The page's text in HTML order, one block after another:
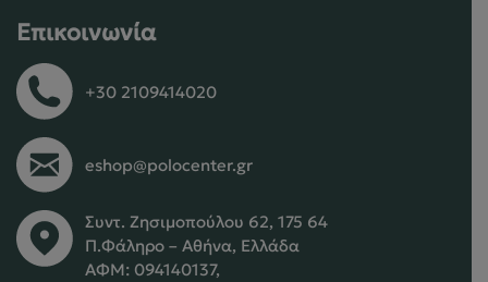
Επικοινωνία
+30 2109414020
eshop@polocenter.gr
Συντ. Ζησιμοπούλου 62, 175 64
Π.Φάληρο – Αθήνα, Ελλάδα
ΑΦΜ: 094140137,